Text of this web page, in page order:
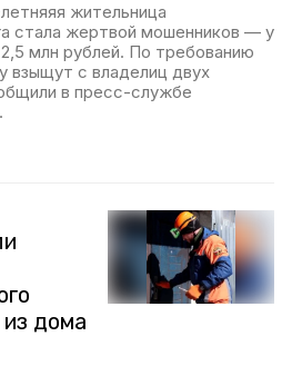
жительница
стала жертвой мошенников — у
млн рублей. По требованию
взыщут с владелиц двух
в пресс-службе
из дома